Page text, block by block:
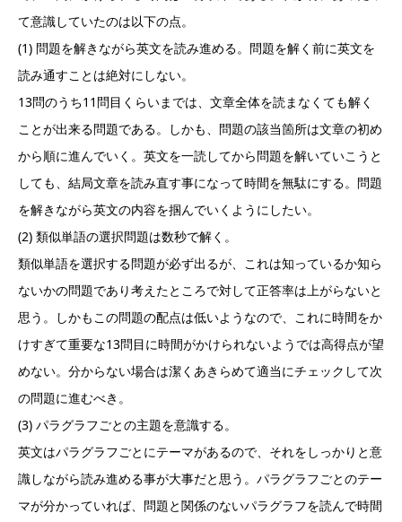
て意識していたのは以下の点。
(1) 問題を解きながら英文を読み進める。問題を解く前に英文を
読み通すことは絶対にしない。
13問のうち11問目くらいまでは、文章全体を読まなくても解く
ことが出来る問題である。しかも、問題の該当箇所は文章の初め
から順に進んでいく。英文を一読してから問題を解いていこうと
しても、結局文章を読み直す事になって時間を無駄にする。問題
を解きながら英文の内容を掴んでいくようにしたい。
(2) 類似単語の選択問題は数秒で解く。
類似単語を選択する問題が必ず出るが、これは知っているか知ら
ないかの問題であり考えたところで対して正答率は上がらないと
思う。しかもこの問題の配点は低いようなので、これに時間をか
けすぎて重要な13問目に時間がかけられないようでは高得点が望
めない。分からない場合は潔くあきらめて適当にチェックして次
の問題に進むべき。
(3) パラグラフごとの主題を意識する。
英文はパラグラフごとにテーマがあるので、それをしっかりと意
識しながら読み進める事が大事だと思う。パラグラフごとのテー
マが分かっていれば、問題と関係のないパラグラフを読んで時間